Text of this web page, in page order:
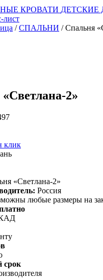
КРОВАТИ ДЕТСКИЕ
лист
/СПАЛЬНИ / Спальня
2»
клик
«Светлана-2»
Россия
любые размеры на
срок